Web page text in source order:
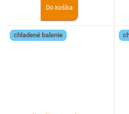
Do košíka
chladené balenie